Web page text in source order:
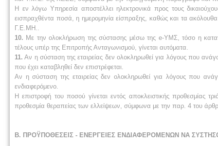
Η εν λόγω Υπηρεσία αποστέλλει ηλεκτρονικά προς τους
εισπραχθέντα ποσά, η ημερομηνία είσπραξης, καθώς και τα
Γ.Ε.ΜΗ..
10. Με την ολοκλήρωση της σύστασης μέσω της e-ΥΜΣ, τόσο η
τέλους υπέρ της Επιτροπής Ανταγωνισμού, γίνεται αυτόματα.
11. Αν η σύσταση της εταιρείας δεν ολοκληρωθεί για λόγους που
που έχει καταβληθεί δεν επιστρέφεται.
Αν η σύσταση της εταιρείας δεν ολοκληρωθεί για λόγους που
ενδιαφερόμενο.
Η επιστροφή του ποσού γίνεται εντός αποκλειστικής
προθεσμία θεραπείας των ελλείψεων, σύμφωνα με την παρ. 4 του
Β. ΠΡΟΫΠΟΘΕΣΕΙΣ - ΕΝΕΡΓΕΙΕΣ ΕΝΔΙΑΦΕΡΟΜΕΝΩΝ ΝΑ